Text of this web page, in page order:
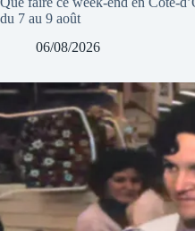
du 7 au 9 août
06/08/2026